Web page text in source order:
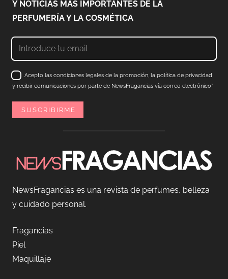
Y NOTICIAS MÁS IMPORTANTES DE LA
PERFUMERÍA Y LA COSMÉTICA
Acepto las condiciones legales de la promoción, la política de privacidad
y recibir comunicaciones por parte de NewsFragancias vía correo electrónico*
NewsFragancias es una revista de perfumes, belleza
y cuidado personal.
Fragancias
Piel
Maquillaje